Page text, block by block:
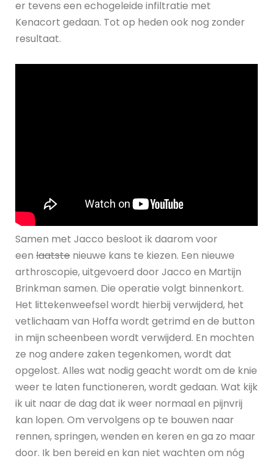
er tevens een echogeleide infiltratie met
Kenacort gedaan. Tot op heden ook nog zonder
resultaat.
Samen met Jacco besloot ik daarom voor
een laatste nieuwe kans te kiezen. Een nieuwe
arthroscopie, uitgevoerd door Jacco en Martijn
Brinkman samen. Die operatie volgt binnenkort.
Het littekenweefsel wordt hierbij verwijderd, het
vetlichaam van Hoffa wordt getrimd en de button
in mijn scheenbeen wordt verwijderd. En mochten
ze nog andere zaken tegenkomen, wordt dat
opgelost. Alles wat nodig geacht wordt om de knie
weer te laten functioneren, wordt gedaan. Wat kijk
ik uit naar de dag dat ik weer normaal en pijnvrij
kan lopen. Om vervolgens op te bouwen naar
rennen, springen, wenden en keren en ga zo maar
door. Ik ben bereid en kan niet wachten om nóg